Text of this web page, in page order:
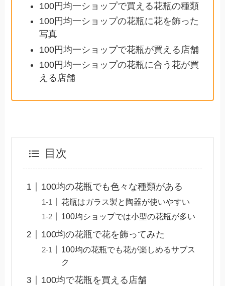
100円均一ショップで買える花瓶の種類
100円均一ショップの花瓶に花を飾った
写真
100円均一ショップで花瓶が買える店舗
100円均一ショップの花瓶に合う花が買
える店舗
目次
100均の花瓶でも色々な種類がある
花瓶はガラス製と陶器が使いやすい
100均ショップでは小型の花瓶が多い
100均の花瓶で花を飾ってみた
100均の花瓶でも花が楽しめるサブス
ク
100均で花瓶を買える店舗